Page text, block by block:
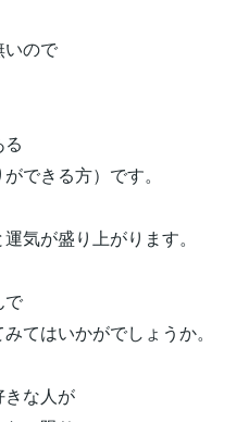
いので
できる方）です。
気が盛り上がります。
で
てはいかがでしょうか。
な人が